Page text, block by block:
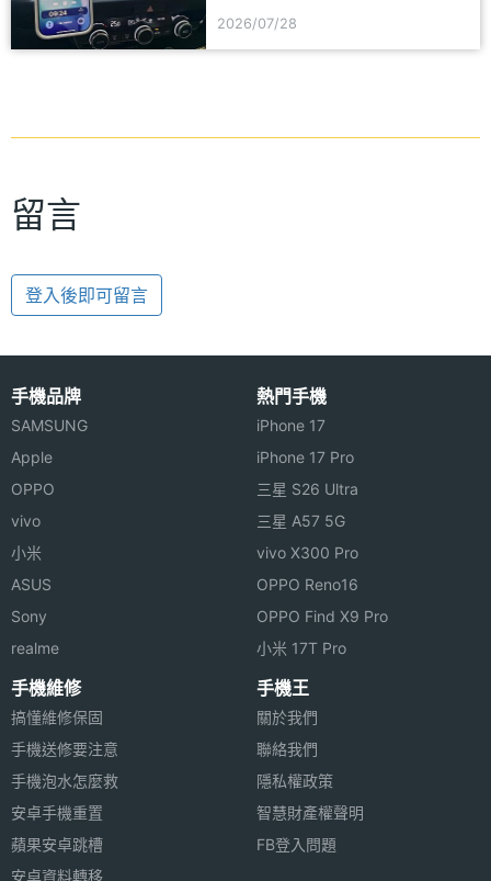
2026/07/28
留言
登入後即可留言
手機品牌
SAMSUNG
Apple
OPPO
vivo
小米
ASUS
Sony
realme
熱門手機
iPhone 17
iPhone 17 Pro
三星 S26 Ultra
三星 A57 5G
vivo X300 Pro
OPPO Reno16
OPPO Find X9 Pro
小米 17T Pro
手機維修
搞懂維修保固
手機送修要注意
手機泡水怎麼救
安卓手機重置
蘋果安卓跳槽
安卓資料轉移
手機王
關於我們
聯絡我們
隱私權政策
智慧財產權聲明
FB登入問題